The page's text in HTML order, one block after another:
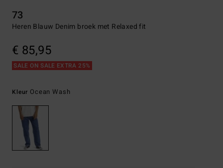
73
Heren Blauw Denim broek met Relaxed fit
€ 85,95
SALE ON SALE EXTRA 25%
Kleur Ocean Wash